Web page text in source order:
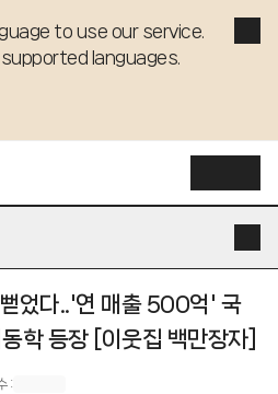
to use our service.
languages.
었다..'연 매출 500억' 국
학 등장 [이웃집 백만장자]
: